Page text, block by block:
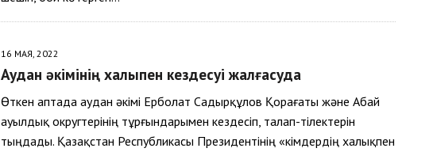
16 МАЯ, 2022
Аудан әкімінің халықпен кездесуі жалғасуда
Өткен аптада аудан әкімі Ерболат Садырқұлов Қорағаты және Абай
ауылдық округтерінің тұрғындарымен кездесіп, талап-тілектерін
тыңдады. Қазақстан Республикасы Президентінің «Әкімдердің халықпен